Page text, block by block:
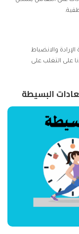
والانضباط
على التغلب على
البسيطة